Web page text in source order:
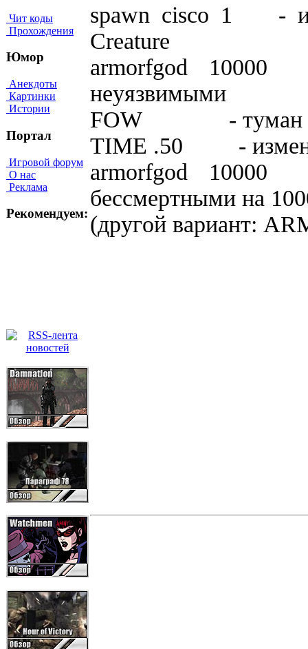
Чит коды
Прохождения
Юмор
Анекдоты
Картинки
Истории
Портал
Игровой форум
О нас
Реклама
Рекомендуем:
spawn cisco 1 -
Creature
armorfgod 10000
нeyязвимыми
FOW - тyмaн
TIME .50 -
armorfgod 10000
бeccмepтными нa
(дpyгoй вapиaнт: